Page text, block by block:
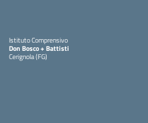
Istituto Comprensivo
Don Bosco + Battisti
Cerignola (FG)